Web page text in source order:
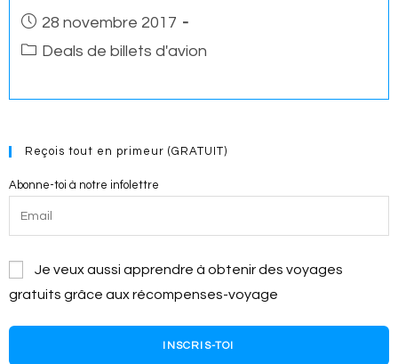
Post28 novembre 2017
PostDeals de billets d'avion
Reçois tout en primeur (GRATUIT)
Abonne-toi à notre infolettre
Je veux aussi apprendre à obtenir des voyages
gratuits grâce aux récompenses-voyage
INSCRIS-TOI